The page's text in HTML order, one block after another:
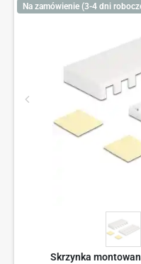
Na zamówienie (3-4 dni
Skrzynka